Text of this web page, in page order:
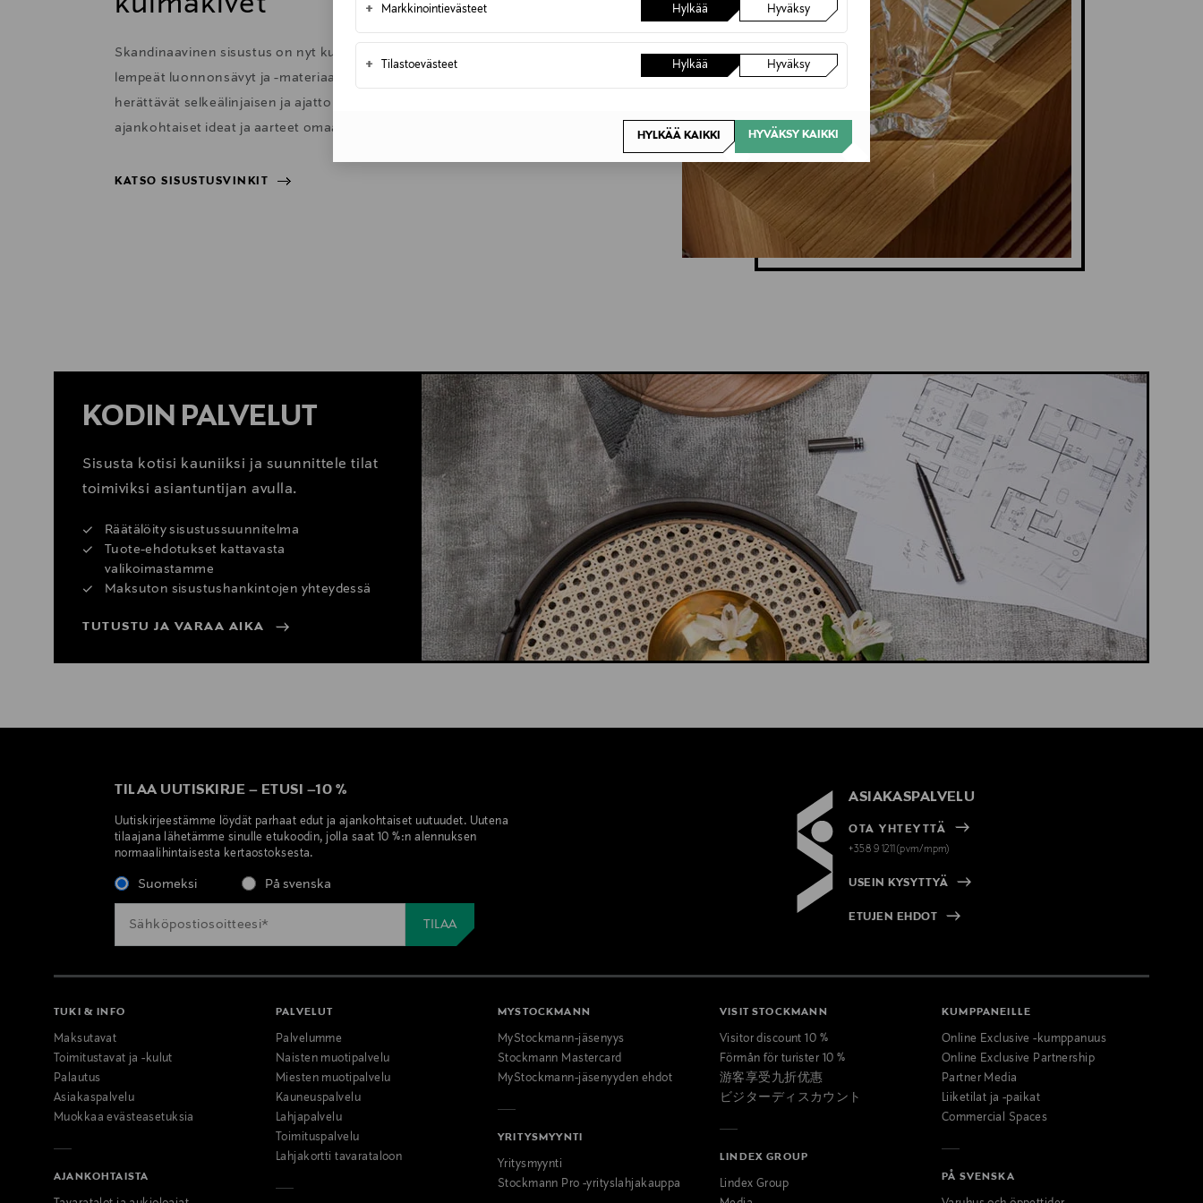
+ Markkinointievästeet Hylkää Hyväksy
+ Tilastoevästeet Hylkää Hyväksy
HYLKÄÄ KAIKKI HYVÄKSY KAIKKI
Skandinaavinen sisustus on nyt kutsuva ja kodikas. Pehmeät muodot,
lempeät luonnonsävyt ja -materiaalit sekä harkiten valitut designaarteet
herättävät selkeälinjaisen ja ajattoman sisustuksen eloon. Poimi
ajankohtaiset ideat ja aarteet omaan kotiisi.
KATSO SISUSTUSVINKIT
KODIN PALVELUT
Sisusta kotisi kauniiksi ja suunnittele tilat
toimiviksi asiantuntijan avulla.
Räätälöity sisustussuunnitelma
Tuote-ehdotukset kattavasta
valikoimastamme
Maksuton sisustushankintojen yhteydessä
TUTUSTU JA VARAA AIKA
TILAA UUTISKIRJE – ETUSI –10 %
Uutiskirjeestämme löydät parhaat edut ja ajankohtaiset uutuudet. Uutena
tilaajana lähetämme sinulle etukoodin, jolla saat 10 %:n alennuksen
normaalihintaisesta kertaostoksesta.
Suomeksi På svenska
ASIAKASPALVELU
OTA YHTEYTTÄ
+358 9 1211(pvm/mpm)
USEIN KYSYTTYÄ
ETUJEN EHDOT
TUKI & INFO
Maksutavat
Toimitustavat ja -kulut
Palautus
Asiakaspalvelu
Muokkaa evästeasetuksia
AJANKOHTAISTA
PALVELUT
Palvelumme
Naisten muotipalvelu
Miesten muotipalvelu
Kauneuspalvelu
Lahjapalvelu
Toimituspalvelu
Lahjakortti tavarataloon
MYSTOCKMANN
MyStockmann-jäsenyys
Stockmann Mastercard
MyStockmann-jäsenyyden ehdot
YRITYSMYYNTI
Yritysmyynti
Stockmann Pro -yrityslahjakauppa
VISIT STOCKMANN
Visitor discount 10 %
Förmån för turister 10 %
游客享受九折优惠
ビジターディスカウント
LINDEX GROUP
Lindex Group
KUMPPANEILLE
Online Exclusive -kumppanuus
Online Exclusive Partnership
Partner Media
Liiketilat ja -paikat
Commercial Spaces
PÅ SVENSKA